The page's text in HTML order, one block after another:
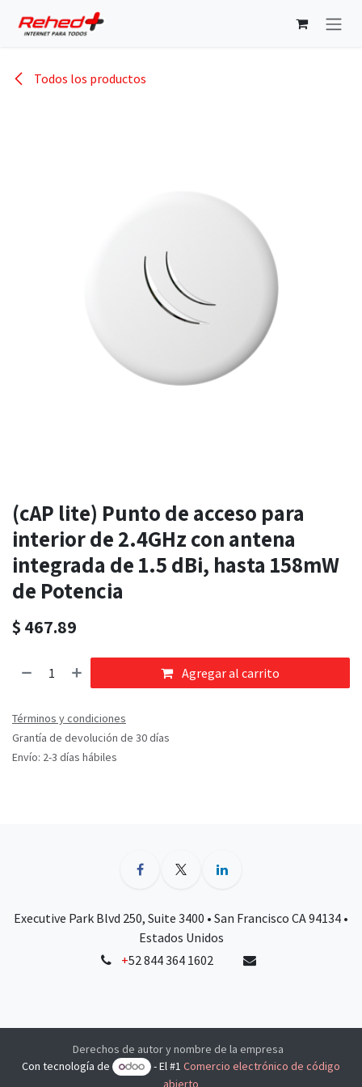
Todos los productos
(cAP lite) Punto de acceso para
interior de 2.4GHz con antena
integrada de 1.5 dBi, hasta 158mW
de Potencia
$ 467.89
Agregar al carrito
Términos y condiciones
Grantía de devolución de 30 días
Envío: 2-3 días hábiles
Executive Park Blvd 250, Suite 3400 • San Francisco CA 94134 •
Estados Unidos
+52 844 364 1602
Derechos de autor y nombre de la empresa
Con tecnología de
- El #1Comercio electrónico de código
abierto